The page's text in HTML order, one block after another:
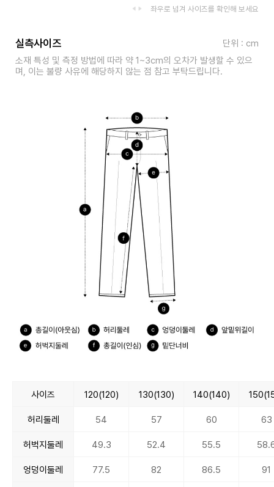
좌우로 넘겨 사이즈를 확인해 보세요
실측사이즈
단위 : cm
소재 특성 및 측정 방법에 따라 약 1~3cm의 오차가 발생할 수 있으
며, 이는 불량 사유에 해당하지 않는 점 참고 부탁드립니다.
사이즈 120(120) 130(130) 140(140)
허리둘레 54 57 60 63
허벅지둘레 49.3 52.4 55.5
엉덩이둘레 77.5 82 86.5 91